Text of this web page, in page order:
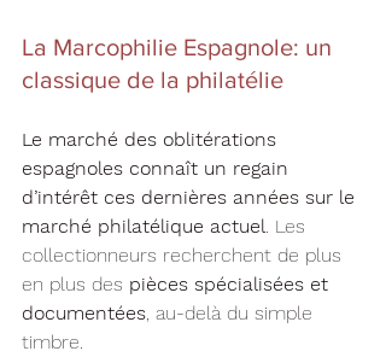
La Marcophilie Espagnole: un
classique de la philatélie
Le marché des oblitérations
espagnoles connaît un regain
d’intérêt ces dernières années sur le
marché philatélique actuel . Les
collectionneurs recherchent de plus
en plus des pièces spécialisées et
documentées , au-delà du simple
timbre.